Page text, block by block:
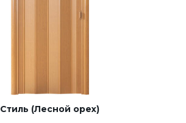
Стиль (Лесной орех)